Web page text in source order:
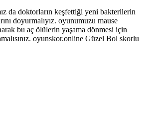
da doktorların keşfettiği yeni bakterilerin
doyurmalıyız. oyunumuzu mause
bu aç ölülerin yaşama dönmesi için
oyunskor.online Güzel Bol skorlu